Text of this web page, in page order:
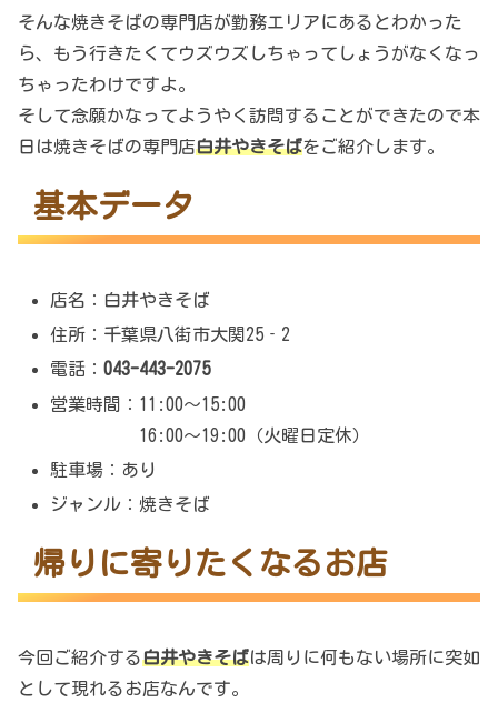
そんな焼きそばの専門店が勤務エリアにあるとわかった
ら、もう行きたくてウズウズしちゃってしょうがなくなっ
ちゃったわけですよ。
そして念願かなってようやく訪問することができたので本
日は焼きそばの専門店白井やきそばをご紹介します。
基本データ
店名：白井やきそば
住所：千葉県八街市大関25‐2
電話：043-443-2075
営業時間：11:00～15:00
16:00～19:00（火曜日定休）
駐車場：あり
ジャンル：焼きそば
帰りに寄りたくなるお店
今回ご紹介する白井やきそばは周りに何もない場所に突如
として現れるお店なんです。